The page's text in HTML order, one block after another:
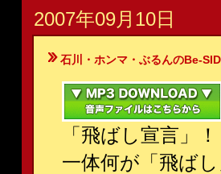
2007年09月10日
石川・ホンマ・ぶるんのBe-
「飛ばし宣言」
一体何が「飛ば